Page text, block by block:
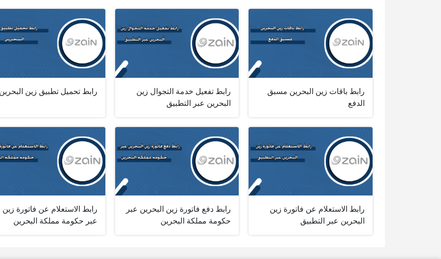
رابط باقات زين البحرين مسبق
الدفع
رابط تفعيل خدمة التجوال زين
البحرين عبر التطبيق
رابط تحميل تطبيق زين
رابط الاستعلام عن فاتورة زين
البحرين عبر التطبيق
رابط دفع فاتورة زين البحرين عبر
حكومة مملكة البحرين
رابط الاستعلام عن فاتورة زين
عبر حكومة مملكة البحرين